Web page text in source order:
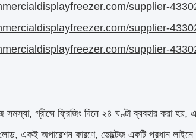
supplier-
supplier-
supplier-
সমস্যা, গ্রীষ্মে ফ্রিজিং দিনে ২৪ ঘণ্টা ব্যবহার করা
লোড, একই অপারেশন কারণে, ভোল্টেজ একটি প্রধান